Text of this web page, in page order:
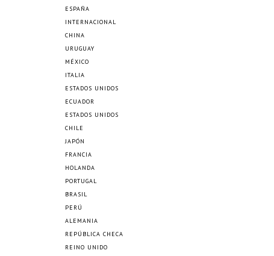
ESPAÑA
INTERNACIONAL
CHINA
URUGUAY
MÉXICO
ITALIA
ESTADOS UNIDOS
ECUADOR
ESTADOS UNIDOS
CHILE
JAPÓN
FRANCIA
HOLANDA
PORTUGAL
BRASIL
PERÚ
ALEMANIA
REPÚBLICA CHECA
REINO UNIDO